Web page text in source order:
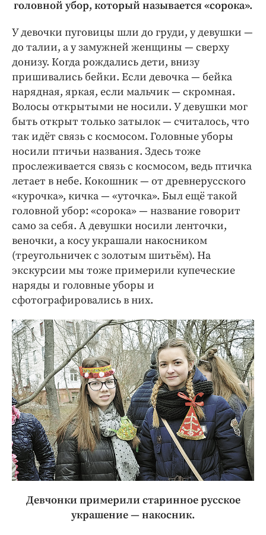
головной убор, который называется «сорока».
У девочки пуговицы шли до груди, у девушки —
до талии, а у замужней женщины — сверху
донизу. Когда рождались дети, внизу
пришивались бейки. Если девочка — бейка
нарядная, яркая, если мальчик — скромная.
Волосы открытыми не носили. У девушки мог
быть открыт только затылок — считалось, что
так идёт связь с космосом. Головные уборы
носили птичьи названия. Здесь тоже
прослеживается связь с космосом, ведь птичка
летает в небе. Кокошник — от древнерусского
«курочка», кичка — «уточка». Был ещё такой
головной убор: «сорока» — название говорит
само за себя. А девушки носили ленточки,
веночки, а косу украшали накосником
(треугольничек с золотым шитьём). На
экскурсии мы тоже примерили купеческие
наряды и головные уборы и
сфотографировались в них.
Девчонки примерили старинное русское
украшение — накосник.